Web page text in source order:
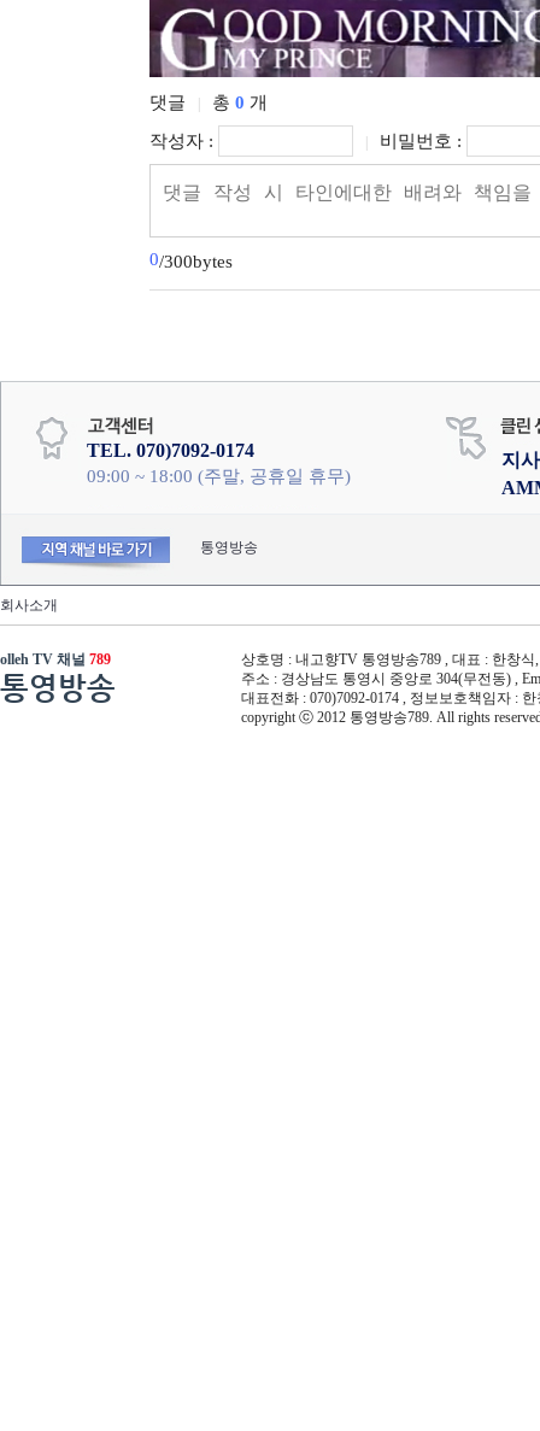
댓글 총 0 개
작성자 :
비밀번호 :
0/300bytes
TEL. 070)7092-0174
09:00 ~ 18:00 (주말, 공휴일 휴무)
지
통영방송
회사소개
olleh TV 채널 789
통영방송
상호명 : 내고향TV 통영방송789 , 대표 : 한창식
주소 : 경상남도 통영시 중앙로 304(무전동) ,
대표전화 : 070)7092-0174 , 정보보호책임자 :
copyright ⓒ 2012 통영방송789. All rights